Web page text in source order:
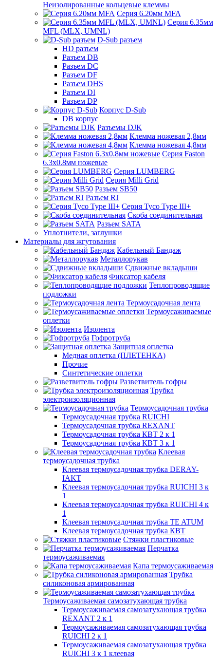
Неизолированные кольцевые клеммы
Серия 6.20мм MFA
Серия 6.35мм
MFL (MLX, UMNL)
D-Sub разъем
HD разъем
Разъем DB
Разъем DC
Разъем DF
Разъем DHS
Разъем DI
Разъем DP
Корпус D-Sub
DB корпус
Разъемы DJK
Клемма ножевая 2,8мм
Клемма ножевая 4,8мм
Серия Faston
6.3х0.8мм ножевые
Серия LUMBERG
Серия Milli Grid
Разъем SB50
Разъем RJ
Серия Tyco Type III+
Скоба соединительная
Разъем SATA
Уплотнители, заглушки
Материалы для жгутования
Кабельный Бандаж
Металлорукав
Сдвижные вкладыши
Фиксатор кабеля
Теплопроводящие
подложки
Термоусадочная лента
Термоусаживаемые
оплетки
Изолента
Гофротруба
Защитная оплетка
Медная оплетка (ПЛЕТЕНКА)
Прочие
Синтетические оплетки
Разветвитель гофры
Трубка
электроизоляционная
Термоусадочная трубка
Термоусадочная трубка RUICHI
Термоусадочная трубка REXANT
Термоусадочная трубка КВТ 2 к 1
Термоусадочная трубка КВТ 3 к 1
Клеевая
термоусадочная трубка
Клеевая термоусадочная трубка DERAY-
IAKT
Клеевая термоусадочная трубка RUICHI 3 к
1
Клеевая термоусадочная трубка RUICHI 4 к
1
Клеевая термоусадочная трубка TE ATUM
Клеевая термоусадочная трубка КВТ
Стяжки пластиковые
Перчатка
термоусаживаемая
Капа термоусаживаемая
Трубка
силиконовая армированная
Термоусаживаемая самозатухающая трубка
Термоусаживаемая самозатухающая трубка
REXANT 2 к 1
Термоусаживаемая самозатухающая трубка
RUICHI 2 к 1
Термоусаживаемая самозатухающая трубка
RUICHI 3 к 1 клеевая